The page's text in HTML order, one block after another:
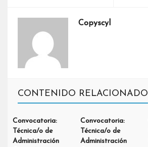
Copyscyl
CONTENIDO RELACIONADO
Convocatoria:
Técnica/o de
Administración
Convocatoria:
Técnica/o de
Administración